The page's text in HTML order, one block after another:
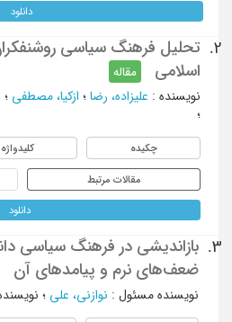
دانلود
2.
تحلیل فرهنگ سیاسی
اسلامی
مقاله
نویسنده: علیزاده، رضا؛ ازکیا، مصطفی ؛
چکیده کلیدواژه
مقالات مرتبط
دانلود
3.
بازاندیشی در فرهنگ سیاسی
ضعف‌های نرم و پیامدهای آن
نویسنده مسئول : نوازنی، علی ؛ نویسنده